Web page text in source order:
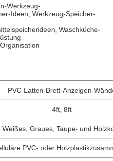
Werkzeug-
Ideen, Werkzeug-Speicher-
Waschküche-
PVC-Latten-Brett-Anzeigen-
4ft, 8ft
Weißes, Graues, Taupe- und
PVC- oder